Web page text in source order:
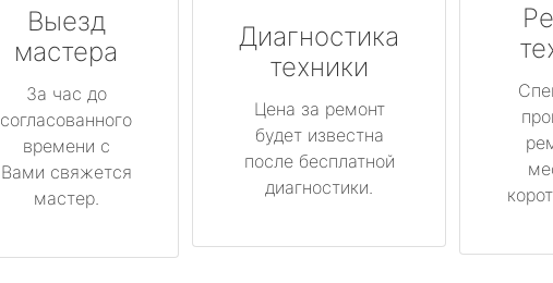
Выезд
мастера
За час до
согласованного
времени с
Вами свяжется
мастер.
Диагностика
техники
Цена за ремонт
будет известна
после бесплатной
диагностики.